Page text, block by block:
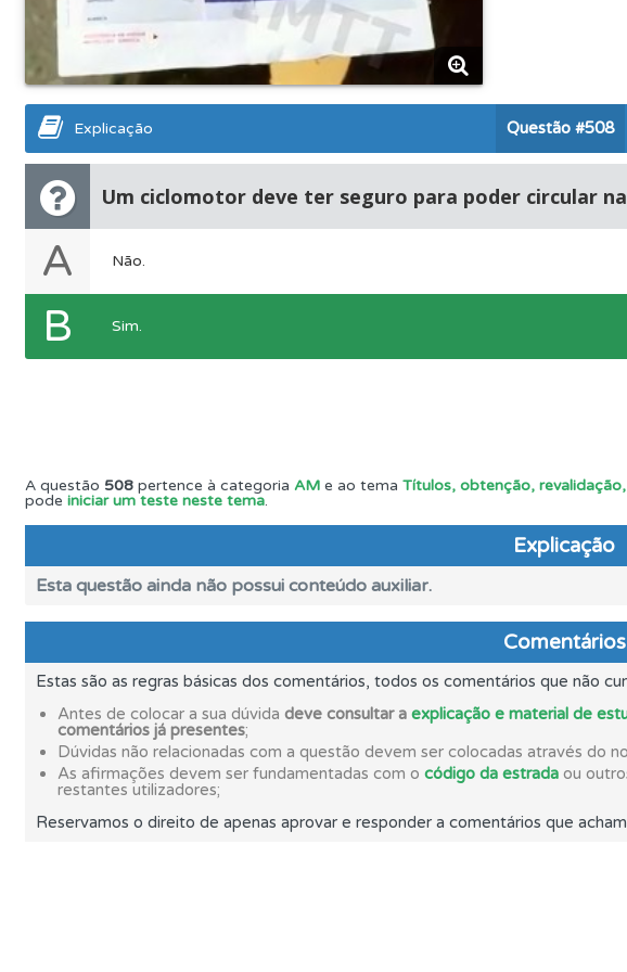
Veja as questões que errou no seu perfil.
Testes Veja o nível de dificuldade do teste quando o termina.
Ajuda Consulte a ajuda se tiver dúvidas relacionadas com a plataforma.
Testes O teste "Novas" apresenta-lhe questões a que ainda não
Questões Pode guardar uma questão colocando-a como favorita.
Questões Consulte os comentários da questão quando tem dúvidas.
Conta Crie uma conta para ter acesso às suas estatísticas em qualquer
O teste "Difícil" apresenta-lhe as questões mais falhadas na
Testes O teste "Erradas" apresenta-lhe questões que errou e não voltou
O Índice Bom Condutor dá-lhe uma ideia da sua preparação para o
Questão #508
Explicação
Um ciclomotor deve ter seguro para poder circular
A Não.
B Sim.
A questão 508 pertence à categoria AM e ao tema Títulos, obtenção,
pode iniciar um teste neste tema.
Explicação
Esta questão ainda não possui conteúdo auxiliar.
Comentários
Estas são as regras básicas dos comentários, todos os comentários que não
Antes de colocar a sua dúvida deve consultar a explicação e material de
comentários já presentes;
Dúvidas não relacionadas com a questão devem ser colocadas através do
As afirmações devem ser fundamentadas com o código da estrada ou
restantes utilizadores;
Reservamos o direito de apenas aprovar e responder a comentários que